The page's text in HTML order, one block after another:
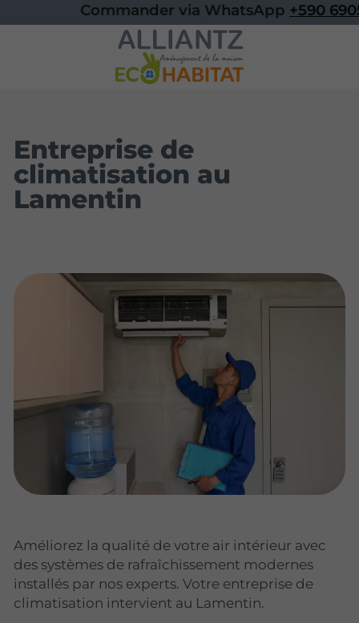
Commander via WhatsApp+590
Entreprise de
climatisation au
Lamentin
Améliorez la qualité de votre air intérieur avec
des systèmes de rafraîchissement modernes
installés par nos experts. Votre entreprise de
climatisation intervient au Lamentin.